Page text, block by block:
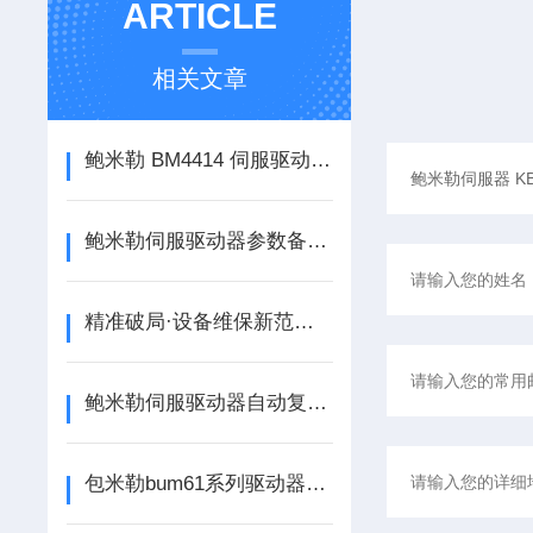
ARTICLE
相关文章
鲍米勒 BM4414 伺服驱动器常见故障维修｜报警代码排查与芯片级解决方案
鲍米勒伺服驱动器参数备份与安全放电规范
精准破局·设备维保新范式-鲍米勒伺服驱动器报警P0205维修
鲍米勒伺服驱动器自动复位运行故障维修技巧
包米勒bum61系列驱动器2028数字报警维修商